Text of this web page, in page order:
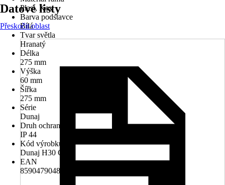
Plast, Kov
Barva podstavce
Bílá
Tvar světla
Hranatý
Délka
275 mm
Výška
60 mm
Šířka
275 mm
Série
Dunaj
Druh ochrany
IP 44
Kód výrobku
Dunaj H30 CCT
EAN
8590479048907
Datové listy
Přeskočit oblast